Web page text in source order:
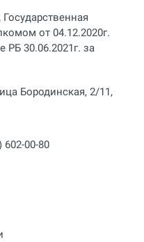
от 04.12.2020г.
РБ 30.06.2021г. за
Бородинская, 2/11,
602-00-80